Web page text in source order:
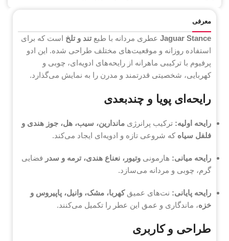
معرفی
Jaguar Stance عطری مردانه با طبعتند و تلخ است که برای
استفاده روزانه و موقعیت‌های مختلف طراحی شده. این ادو
پرفیوم با ترکیبی ماهرانه از رایحه‌های ادویه‌ای، چوبی و
کهربایی، شخصیتی قدرتمند و مدرن را به نمایش می‌گذارد.
رایحه‌ای پویا و چندبعدی
رایحه اولیه: ترکیب پرانرژی ماندارین، سیب، هل، جوز هندی و
فلفل سیاه که شروعی تازه و ادویه‌ای ایجاد می‌کند.
رایحه میانی: هارمونی وتیور، نعناع هندی، ترمه و سدر فضایی
گرم، چوبی و مردانه می‌سازد.
رایحه پایانی: نت‌های عمیقکهربا، مشک، وانیل، پاپیروس و
خزه، ماندگاری و عمق این عطر را تکمیل می‌کنند.
طراحی و کاربری